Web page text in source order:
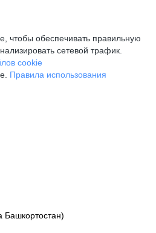
чтобы обеспечивать правильную
сетевой трафик.
cookie
Правила использования
Башкортостан)